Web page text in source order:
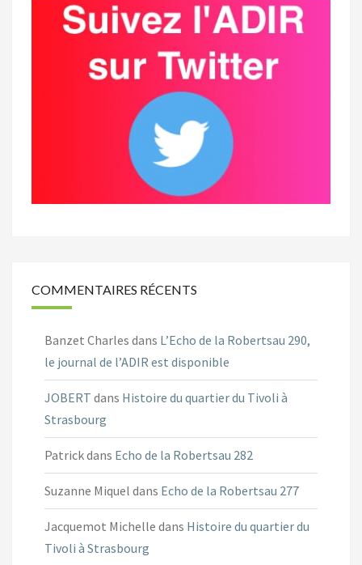
COMMENTAIRES RÉCENTS
Banzet Charles dans L’Echo de la Robertsau 290,
le journal de l’ADIR est disponible
JOBERT dans Histoire du quartier du Tivoli à
Strasbourg
Patrickdans Echo de la Robertsau 282
Suzanne Miquel dans Echo de la Robertsau 277
Jacquemot Michelle dans Histoire du quartier du
Tivoli à Strasbourg